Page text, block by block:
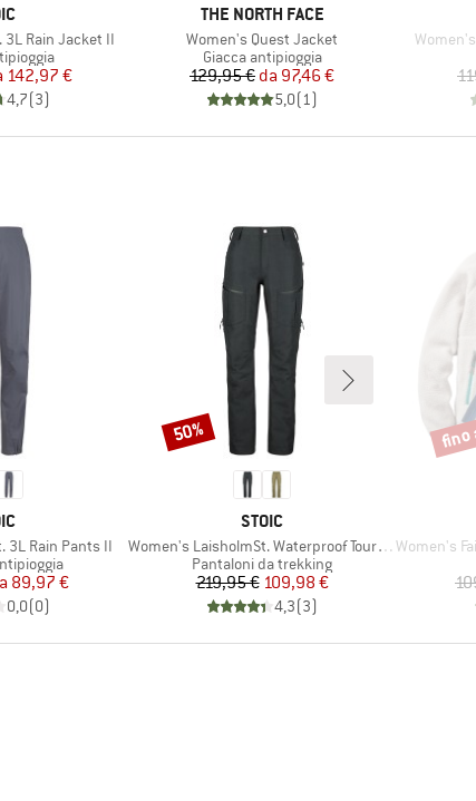
3L Rain Jacket II
prodotti
ridotto
142,97 €
4,7(3)
MARCHIO
THE NORTH FACE
Articolo
Women's Quest Jacket
Gruppo di prodotti
Giacca antipioggia
Prezzo
129,95 € Prezzo ridotto
da 97,46 €
5,0(1)
Articolo
3L Rain Pants II
ridotto
89,97 €
0,0(0)
MARCHIO
STOIC
Articolo
Women's LaisholmSt. Waterproof Tour Pants
Gruppo di prodotti
Pantaloni da trekking
Prezzo
219,95 € Prezzo ridotto
109,98 €
4,3(3)
Sconto
50%
Articolo
Women's
fino